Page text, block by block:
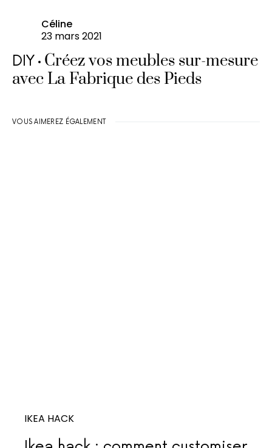
Céline
23 mars 2021
DIY Créez vos meubles sur-mesure
avec La Fabrique des Pieds
VOUS AIMEREZ ÉGALEMENT
IKEA HACK